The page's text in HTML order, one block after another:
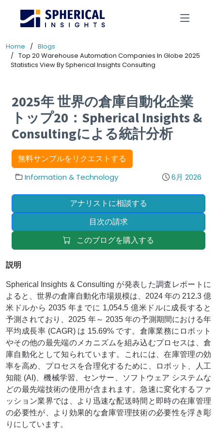
Home
Blogs
Top 20 Warehouse Automation Companies In Globe 2025
Statistics View By Spherical Insights Consulting
2025年 世界の倉庫自動化企業
トップ20：Spherical Insights &
Consultingによる統計分析
無料サンプルをリクエストする
Information & Technology 6月 2026
アナリストに相談する
目次の請求
このブログを購入する
説明
Spherical Insights & Consulting が発表した調査レポートに
よると、世界の倉庫自動化市場規模は、2024 年の 212.3 億
米ドルから 2035 年までに 1,054.5 億米ドルに成長すると
予測されており、2025 年～ 2035 年の予測期間における年
平均成長率 (CAGR) は 15.69% です。倉庫業務にロボット
やその他の最先端のメカニズムを組み込むプロセスは、倉
庫自動化として知られています。これには、在庫管理の効
率を高め、プロセスを合理化するために、ロボット、人工
知能 (AI)、機械学習、センサー、ソフトウェア システムな
どの最先端技術の使用が含まれます。急速に変化するファ
ッション業界では、より迅速な配送時間と即時の在庫管理
の必要性が、より効果的な倉庫管理技術の必要性を浮き彫
りにしています。